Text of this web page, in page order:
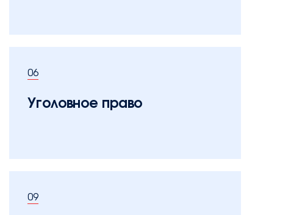
06
Уголовное право
09